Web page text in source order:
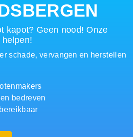
kapot? Geen nood! Onze
schade, vervangen en herstellen
bedreven